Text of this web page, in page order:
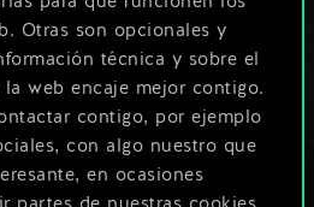
Otras son opcionales y
técnica y sobre el
web encaje mejor contigo.
contigo, por ejemplo
con algo nuestro que
en ocasiones
más!
a esta baraja y crear